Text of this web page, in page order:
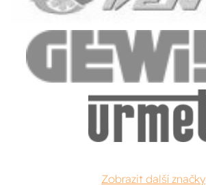
Zobrazit další značky